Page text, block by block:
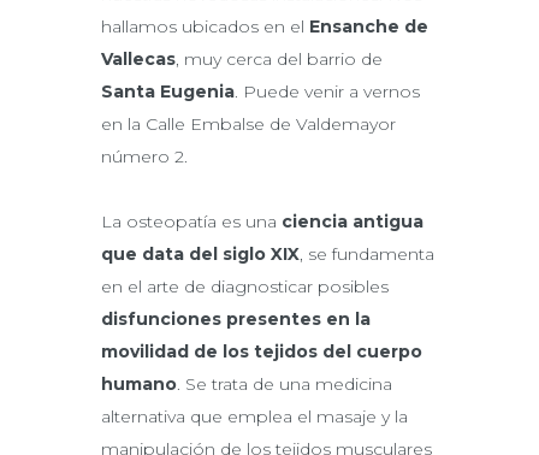
hallamos ubicados en el Ensanche de
Vallecas, muy cerca del barrio de
Santa Eugenia. Puede venir a vernos
en la Calle Embalse de Valdemayor
número 2.
La osteopatía es una ciencia antigua
que data del siglo XIX, se fundamenta
en el arte de diagnosticar posibles
disfunciones presentes en la
movilidad de los tejidos del cuerpo
humano. Se trata de una medicina
alternativa que emplea el masaje y la
manipulación de los tejidos musculares